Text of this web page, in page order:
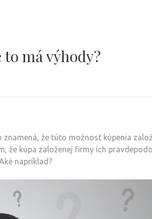
má výhody?
že túto možnosť kúpenia
že kúpa založenej firmy ich
napríklad?